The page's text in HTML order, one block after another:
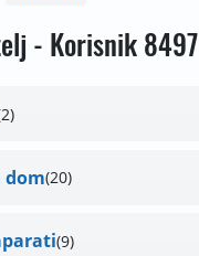
- Korisnik 8497
2
dom 20
9